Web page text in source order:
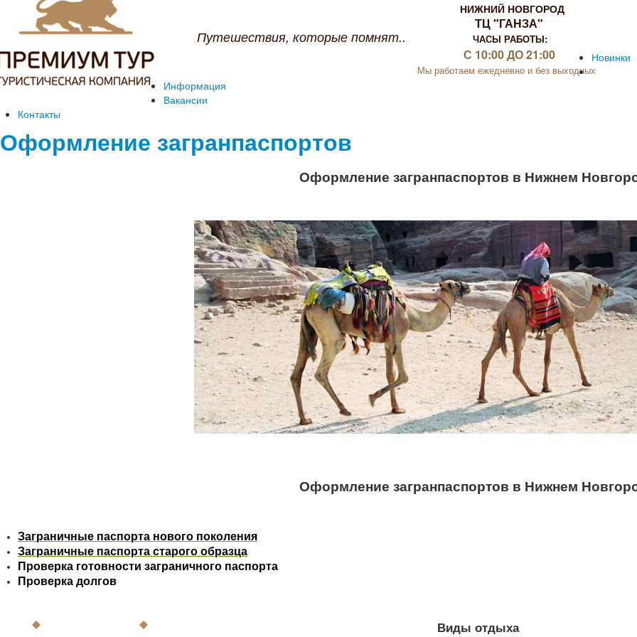
Путешествия, которые помнят..
НИЖНИЙ НОВГОРОД
ТЦ "ГАНЗА"
ЧАСЫ РАБОТЫ:
С 10:00 ДО 21:00
Мы работаем ежедневно и без выходных
Новинки
Информация
Вакансии
Контакты
Оформление загранпаспортов
Оформление загранпаспортов в Нижнем
Оформление загранпаспортов в Нижнем
Заграничные паспорта нового поколения
Заграничные паспорта старого образца
Проверка готовности заграничного паспорта
Проверка долгов
Виды отдыха